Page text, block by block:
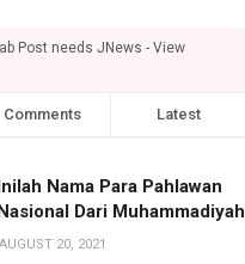
Post needs JNews - View
Comments Latest
Nama Para Pahlawan
Dari Muhammadiyah
AUGUST 20, 2021